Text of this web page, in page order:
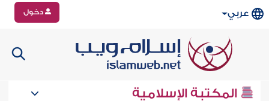
عربي دخول
المكتبة الإسلامية